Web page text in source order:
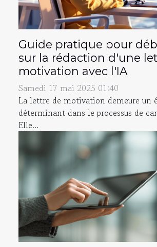
Guide pratique pour
sur la rédaction d'une
motivation avec l'IA
Samedi 17 mai 2025 01:40
La lettre de motivation demeure un
déterminant dans le processus de
Elle...